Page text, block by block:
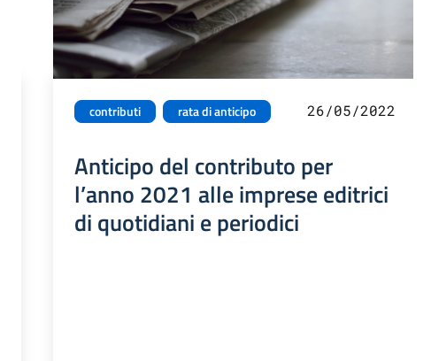
contributi rata di anticipo 26/05/2022
Anticipo del contributo per
l’anno 2021 alle imprese editrici
di quotidiani e periodici